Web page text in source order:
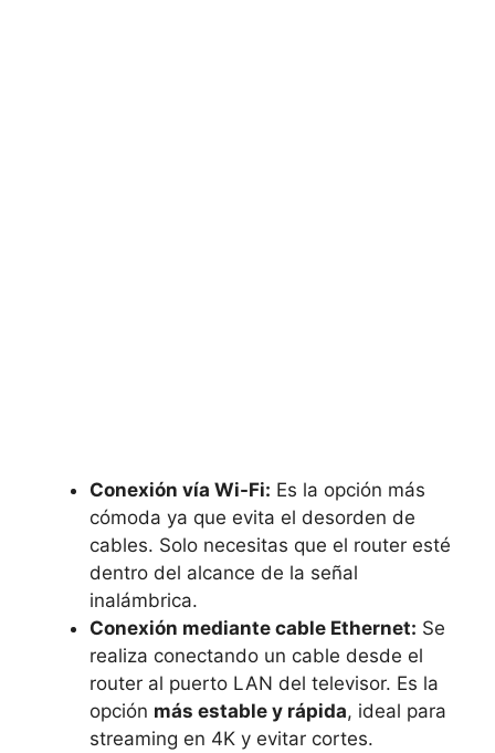
Conexión vía Wi-Fi: Es la opción más
cómoda ya que evita el desorden de
cables. Solo necesitas que el router esté
dentro del alcance de la señal
inalámbrica.
Conexión mediante cable Ethernet: Se
realiza conectando un cable desde el
router al puerto LAN del televisor. Es la
opción más estable y rápida, ideal para
streaming en 4K y evitar cortes.